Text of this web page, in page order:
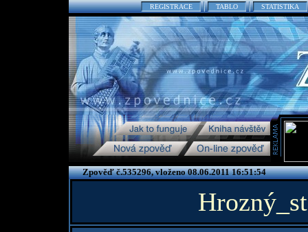
REGISTRACE TABLO STATISTIKA
Zpověď č.535296, vloženo 08.06.2011 16:51:54